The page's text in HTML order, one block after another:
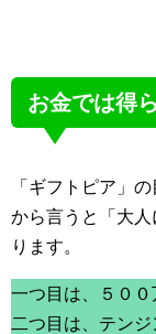
お金では得
「ギフトピア」
から言うと「大
ります。
一つ目は、５０
二つ目は、テン